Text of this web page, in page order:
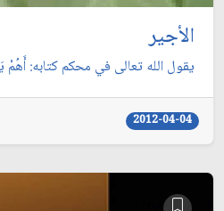
الأجير
يقول الله تعالى في محكم كتابه:
2012-04-04